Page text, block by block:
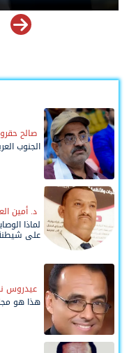
صالح
الجنوب
د. أمين
لماذا
على
عيدروس
هذا هو